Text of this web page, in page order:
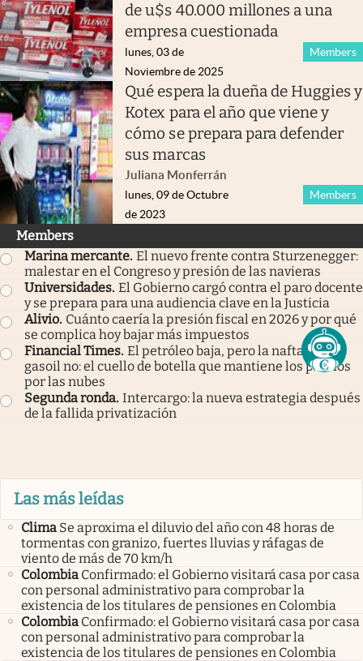
de u$s 40.000 millones a una
empresa cuestionada
Members
lunes, 03 de
Noviembre de 2025
Qué espera la dueña de Huggies y
Kotex para el año que viene y
cómo se prepara para defender
sus marcas
Juliana Monferrán
Members
lunes, 09 de Octubre
de 2023
Members
Marina mercante. El nuevo frente contra Sturzenegger:
malestar en el Congreso y presión de las navieras
Universidades. El Gobierno cargó contra el paro docente
y se prepara para una audiencia clave en la Justicia
Alivio. Cuánto caería la presión fiscal en 2026 y por qué
se complica hoy bajar más impuestos
Financial Times. El petróleo baja, pero la nafta y el
gasoil no: el cuello de botella que mantiene los precios
por las nubes
Segunda ronda. Intercargo: la nueva estrategia después
de la fallida privatización
Las más leídas
Clima Se aproxima el diluvio del año con 48 horas de
tormentas con granizo, fuertes lluvias y ráfagas de
viento de más de 70 km/h
Colombia Confirmado: el Gobierno visitará casa por casa
con personal administrativo para comprobar la
existencia de los titulares de pensiones en Colombia
Colombia Confirmado: el Gobierno visitará casa por casa
con personal administrativo para comprobar la
existencia de los titulares de pensiones en Colombia